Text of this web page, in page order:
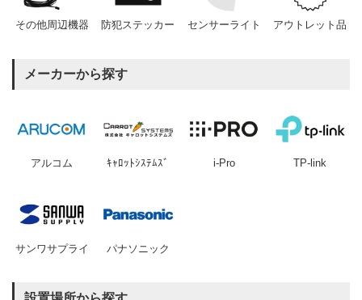
その他周辺機器 防犯ステッカー センサーライト アウトレット品
メーカーから探す
アルコム ｷｬﾛｯﾄｼｽﾃﾑｽﾞ i-Pro TP-link
サンワサプライ パナソニック